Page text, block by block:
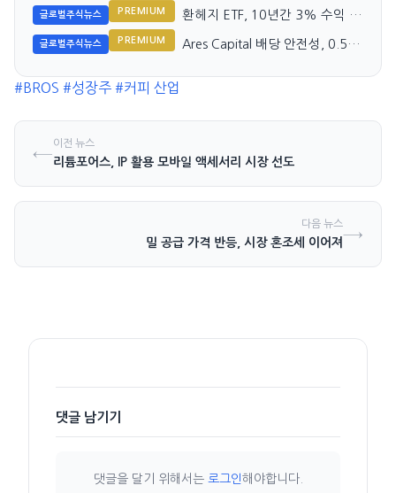
글로벌주식뉴스 PREMIUM
환헤지 ETF, 10년간 3% 수익 차
글로벌주식뉴스 PREMIUM
Ares Capital 배당 안전성, 0.50
#BROS #성장주 #커피 산업
←이전 뉴스
리튬포어스, IP 활용 모바일 액세서리 시장 선도
다음 뉴스
밀 공급 가격 반등, 시장 혼조세 이어져 →
댓글 남기기
댓글을 달기 위해서는 로그인해야합니다.